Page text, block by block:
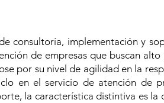
consultoría, implementación y
de empresas que buscan alto
por su nivel de agilidad en la
en el servicio de atención de
la característica distintiva es la